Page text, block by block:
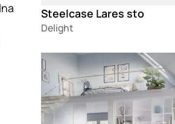
Steelcase Lares sto
Delight
Loading